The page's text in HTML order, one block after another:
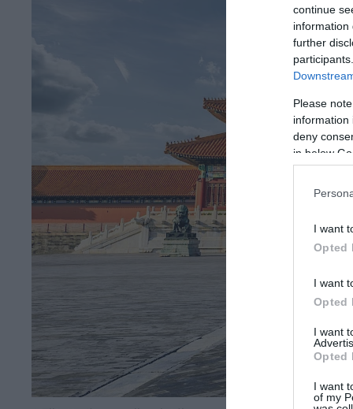
continue
information
further
Please
information
deny
in below
I want
Opted
I want
Opted
I want
Opted
I want
of my